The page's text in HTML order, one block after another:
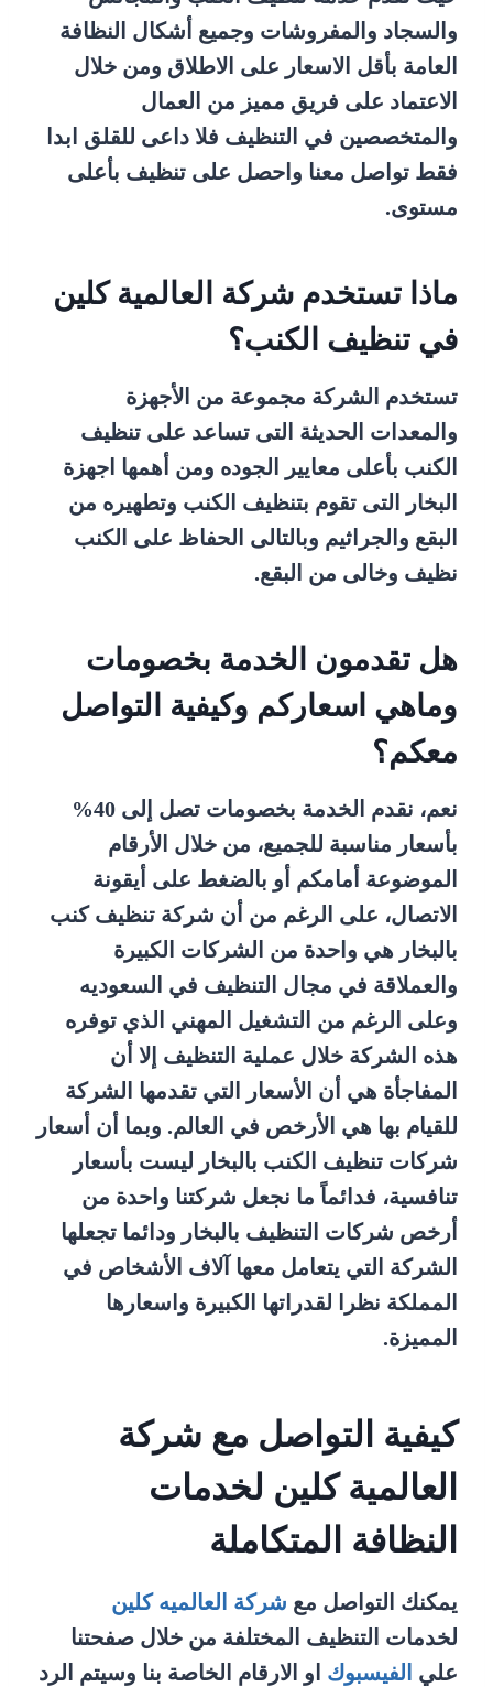
والسجاد والمفروشات وجميع أشكال النظافة
العامة بأقل الاسعار على الاطلاق ومن خلال
الاعتماد على فريق مميز من العمال
والمتخصصين في التنظيف فلا داعى للقلق ابدا
فقط تواصل معنا واحصل على تنظيف بأعلى
مستوى.
ماذا تستخدم شركة العالمية كلين
في تنظيف الكنب؟
تستخدم الشركة مجموعة من الأجهزة
والمعدات الحديثة التى تساعد على تنظيف
الكنب بأعلى معايير الجوده ومن أهمها اجهزة
البخار التى تقوم بتنظيف الكنب وتطهيره من
البقع والجراثيم وبالتالى الحفاظ على الكنب
نظيف وخالى من البقع.
هل تقدمون الخدمة بخصومات
وماهي اسعاركم وكيفية التواصل
معكم؟
نعم، نقدم الخدمة بخصومات تصل إلى 40%
بأسعار مناسبة للجميع، من خلال الأرقام
الموضوعة أمامكم أو بالضغط على أيقونة
الاتصال، على الرغم من أن شركة تنظيف كنب
بالبخار هي واحدة من الشركات الكبيرة
والعملاقة في مجال التنظيف في السعوديه
وعلى الرغم من التشغيل المهني الذي توفره
هذه الشركة خلال عملية التنظيف إلا أن
المفاجأة هي أن الأسعار التي تقدمها الشركة
للقيام بها هي الأرخص في العالم. وبما أن أسعار
شركات تنظيف الكنب بالبخار ليست بأسعار
تنافسية، فدائماً ما نجعل شركتنا واحدة من
أرخص شركات التنظيف بالبخار ودائما تجعلها
الشركة التي يتعامل معها آلاف الأشخاص في
المملكة نظرا لقدراتها الكبيرة واسعارها
المميزة.
كيفية التواصل مع شركة
العالمية كلين لخدمات
النظافة المتكاملة
يمكنك التواصل مع شركة العالميه كلين
لخدمات التنظيف المختلفة من خلال صفحتنا
علي الفيسبوك او الارقام الخاصة بنا وسيتم الرد